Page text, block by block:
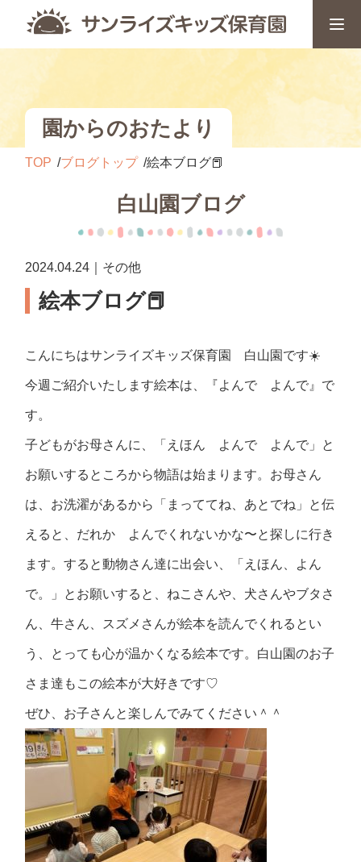
園からのおたより
TOP ブログトップ 絵本ブログ📕
白山園ブログ
2024.04.24｜その他
絵本ブログ📕
こんにちはサンライズキッズ保育園 白山園です☀️
今週ご紹介いたします絵本は、『よんで よんで』で
す。
子どもがお母さんに、「えほん よんで よんで」と
お願いするところから物語は始まります。お母さん
は、お洗濯があるから「まっててね、あとでね」と伝
えると、だれか よんでくれないかな〜と探しに行き
ます。すると動物さん達に出会い、「えほん、よん
で。」とお願いすると、ねこさんや、犬さんやブタさ
ん、牛さん、スズメさんが絵本を読んでくれるとい
う、とっても心が温かくなる絵本です。白山園のお子
さま達もこの絵本が大好きです♡
ぜひ、お子さんと楽しんでみてください＾＾